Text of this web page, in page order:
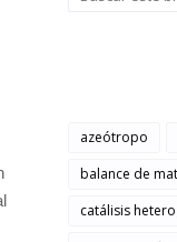
azeótropo
balance de
catálisis